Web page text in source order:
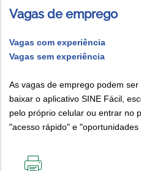
Vagas de emprego
Vagas com experiência
Vagas sem experiência
As vagas de emprego podem
baixar o aplicativo SINE Fácil,
pelo próprio celular ou entrar no
"acesso rápido" e